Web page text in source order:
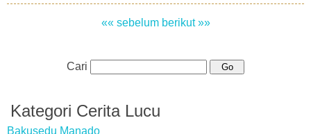
«« sebelum berikut »»
Cari
Kategori Cerita Lucu
Bakusedu Manado